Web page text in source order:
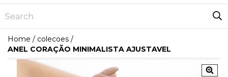
Home / colecoes /
ANEL CORAÇÃO MINIMALISTA AJUSTAVEL